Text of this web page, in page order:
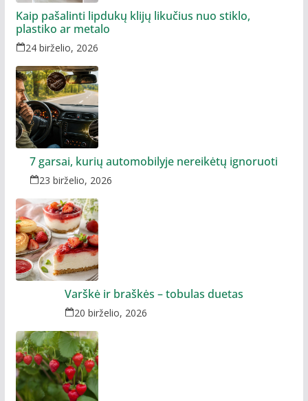
Kaip pašalinti lipdukų klijų likučius nuo stiklo,
plastiko ar metalo
24 birželio, 2026
7 garsai, kurių automobilyje nereikėtų ignoruoti
23 birželio, 2026
Varškė ir braškės – tobulas duetas
20 birželio, 2026